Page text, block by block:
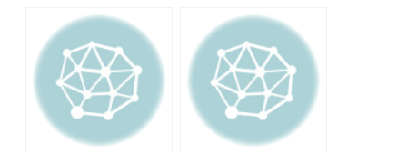
international ?